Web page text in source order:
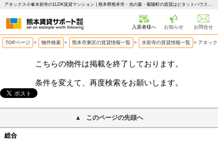
アネックス小峯水前寺の1LDK賃貸マンション | 熊本県熊本市・光の森・菊陽町の賃貸はピタットハウス 熊本賃貸サポート
入居者様へ お知らせ お問合せ
TOPページ > 物件検索 > 熊本市東区の賃貸情報一覧 > 水前寺の賃貸情報一覧 > アネッ
こちらの物件は掲載を終了しております。
条件を変えて、再度検索をお願いします。
このページの先頭へ
総合